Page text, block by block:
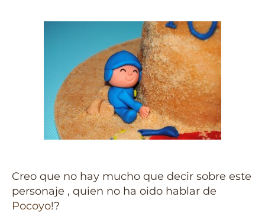
Creo que no hay mucho que decir sobre este
personaje , quien no ha oido hablar de
Pocoyo!?